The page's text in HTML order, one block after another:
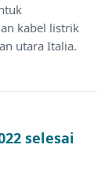
kabel listrik
utara Italia.
selesai